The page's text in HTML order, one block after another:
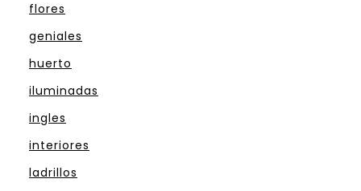
flores
geniales
huerto
iluminadas
ingles
interiores
ladrillos